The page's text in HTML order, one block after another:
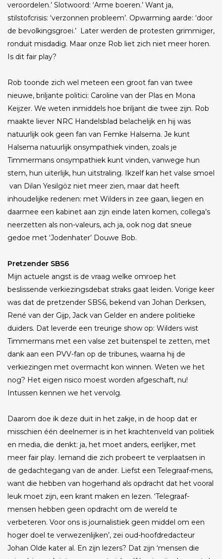
veroordelen.’ Slotwoord: ‘Arme boeren.’ Want ja,
stilstofcrisis: ‘verzonnen probleem’. Opwarming aarde: ‘door
de bevolkingsgroei.’ Later werden de protesten grimmiger,
ronduit misdadig. Maar onze Rob liet zich niet meer horen.
Is dit fair play?
Rob toonde zich wel meteen een groot fan van twee
nieuwe, briljante politici: Caroline van der Plas en Mona
Keijzer. We weten inmiddels hoe briljant die twee zijn. Rob
maakte liever NRC Handelsblad belachelijk en hij was
natuurlijk ook geen fan van Femke Halsema. Je kunt
Halsema natuurlijk onsympathiek vinden, zoals je
Timmermans onsympathiek kunt vinden, vanwege hun
stem, hun uiterlijk, hun uitstraling. Ikzelf kan het valse smoel
van Dilan Yesilgöz niet meer zien, maar dat heeft
inhoudelijke redenen: met Wilders in zee gaan, liegen en
daarmee een kabinet aan zijn einde laten komen, collega’s
neerzetten als non-valeurs, ach ja, ook nog dat sneue
gedoe met ‘Jodenhater’ Douwe Bob.
Pretzender SBS6
Mijn actuele angst is de vraag welke omroep het
beslissende verkiezingsdebat straks gaat leiden. Vorige keer
was dat de pretzender SBS6, bekend van Johan Derksen,
René van der Gijp, Jack van Gelder en andere politieke
duiders. Dat leverde een treurige show op: Wilders wist
Timmermans met een valse zet buitenspel te zetten, met
dank aan een PVV-fan op de tribunes, waarna hij de
verkiezingen met overmacht kon winnen. Weten we het
nog? Het eigen risico moest worden afgeschaft, nu!
Intussen kennen we het vervolg.
Daarom doe ik deze duit in het zakje, in de hoop dat er
misschien één deelnemer is in het krachtenveld van politiek
en media, die denkt: ja, het moet anders, eerlijker, met
meer fair play. Iemand die zich probeert te verplaatsen in
de gedachtegang van de ander. Liefst een Telegraaf-mens,
want die hebben van hogerhand als opdracht dat het vooral
leuk moet zijn, een krant maken en lezen. ‘Telegraaf-
mensen hebben geen opdracht om de wereld te
verbeteren. Voor ons is journalistiek geen middel om een
hoger doel te verwezenlijken’, zei oud-hoofdredacteur
Johan Olde kater al. En zijn lezers? Dat zijn ‘mensen die